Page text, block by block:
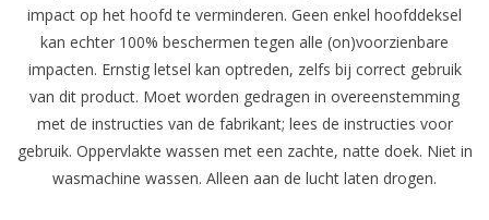
impact op het hoofd te verminderen. Geen enkel hoofddeksel
kan echter 100% beschermen tegen alle (on)voorzienbare
impacten. Ernstig letsel kan optreden, zelfs bij correct gebruik
van dit product. Moet worden gedragen in overeenstemming
met de instructies van de fabrikant; lees de instructies voor
gebruik. Oppervlakte wassen met een zachte, natte doek. Niet in
wasmachine wassen. Alleen aan de lucht laten drogen.